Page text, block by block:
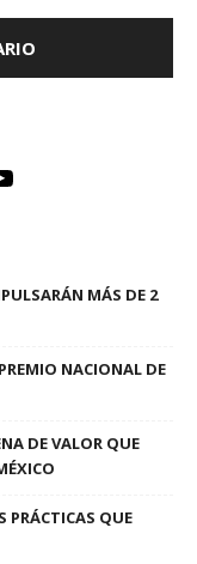
MÁS DE 2
NACIONAL DE
DE VALOR QUE
PRÁCTICAS QUE